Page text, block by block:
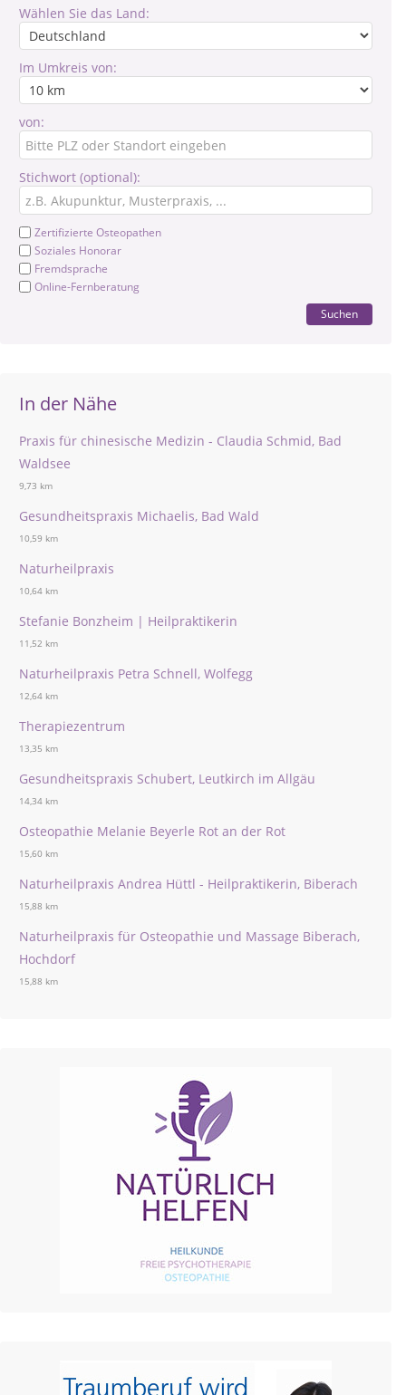
Wählen Sie das Land:
Im Umkreis von:
von:
Stichwort (optional):
Zertifizierte Osteopathen
Soziales Honorar
Fremdsprache
Online-Fernberatung
Suchen
In der Nähe
Praxis für chinesische Medizin - Claudia Schmid, Bad
Waldsee
9,73 km
Gesundheitspraxis Michaelis, Bad Wald
10,59 km
Naturheilpraxis
10,64 km
Stefanie Bonzheim | Heilpraktikerin
11,52 km
Naturheilpraxis Petra Schnell, Wolfegg
12,64 km
Therapiezentrum
13,35 km
Gesundheitspraxis Schubert, Leutkirch im Allgäu
14,34 km
Osteopathie Melanie Beyerle Rot an der Rot
15,60 km
Naturheilpraxis Andrea Hüttl - Heilpraktikerin, Biberach
15,88 km
Naturheilpraxis für Osteopathie und Massage Biberach,
Hochdorf
15,88 km